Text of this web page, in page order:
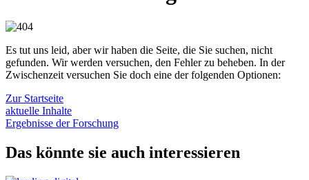
Es tut uns leid, aber wir haben die Seite, die Sie suchen, nicht
gefunden. Wir werden versuchen, den Fehler zu beheben. In der
Zwischenzeit versuchen Sie doch eine der folgenden Optionen:
Zur Startseite
aktuelle Inhalte
Ergebnisse der Forschung
Das könnte sie auch interessieren